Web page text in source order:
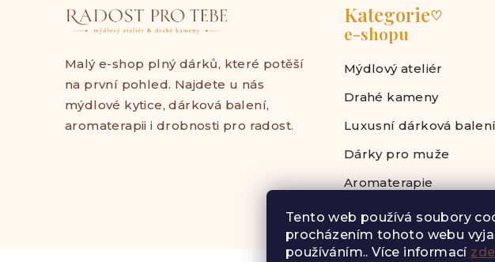
Tento web používá soubory
procházením tohoto webu
používáním.. Více informací zde
Malý e-shop plný dárků, které potěší
na první pohled. Najdete u nás
mýdlové kytice, dárková balení,
aromaterapii i drobnosti pro radost.
Kategorie♡
e-shopu
Mýdlový ateliér
Drahé kameny
Luxusní dárková balení
Dárky pro muže
Aromaterapie